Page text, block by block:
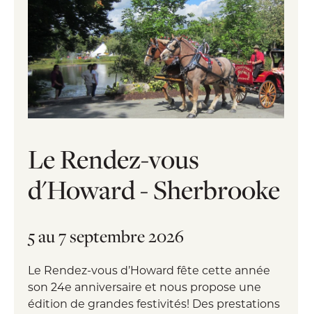
Le Rendez-vous
d'Howard - Sherbrooke
5 au 7 septembre 2026
Le Rendez-vous d’Howard fête cette année
son 24e anniversaire et nous propose une
édition de grandes festivités! Des prestations